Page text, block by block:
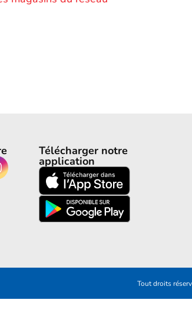
Télécharger notre
application
Tout droits